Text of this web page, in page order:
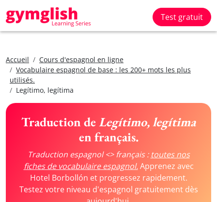
Test gratuit
Accueil
Cours d'espagnol en ligne
Vocabulaire espagnol de base : les 200+ mots les plus
utilisés.
Legítimo, legítima
Traduction deLegítimo, legítima
en français.
Traduction espagnol <> français : toutes nos
fiches de vocabulaire espagnol.Apprenez avec
Hotel Borbollón et progressez rapidement.
Testez votre niveau d'espagnol gratuitement dès